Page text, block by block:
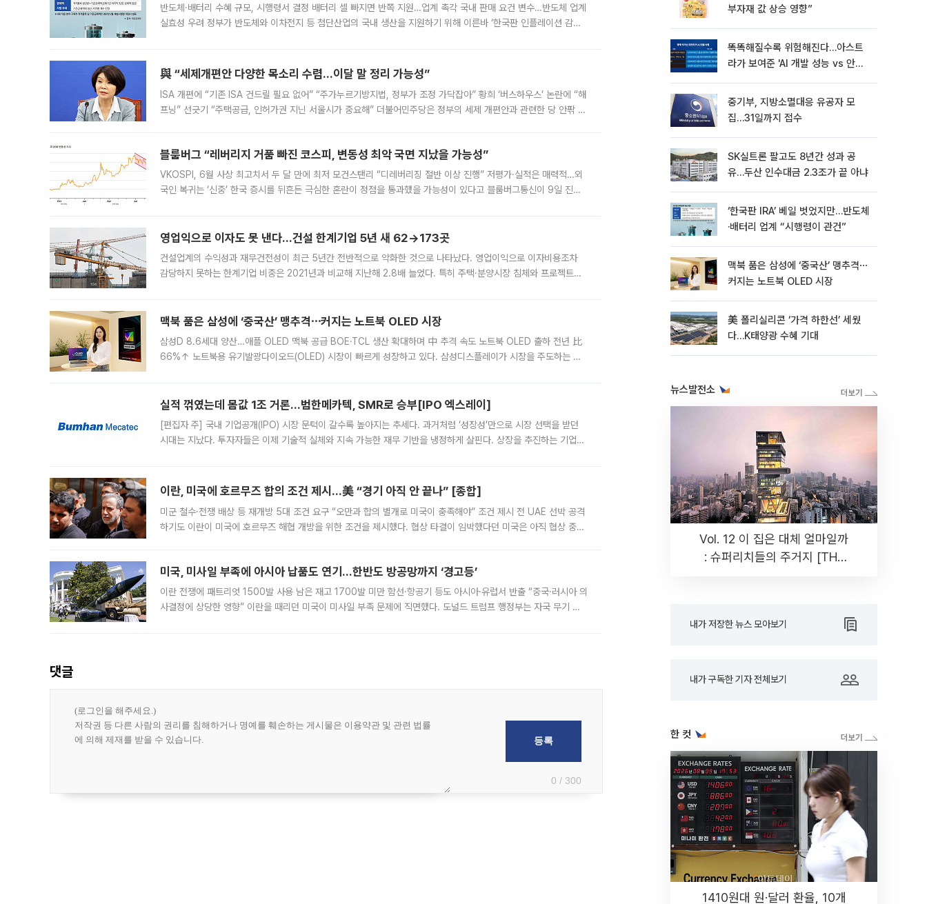
반도체·배터리 수혜 규모, 시행령서 결정 배터리 셀 빠지면 반쪽 지원…업계 촉각 국내 판매 요건 변수…반도체 업계
실효성 우려 정부가 반도체와 이차전지 등 첨단산업의 국내 생산을 지원하기 위해 이른바 ‘한국판 인플레이션 감축
與 “세제개편안 다양한 목소리 수렴…이달 말 정리 가능성”
ISA 개편에 “기존 ISA 건드릴 필요 없어” “주가누르기방지법, 정부가 조정 가닥잡아” 황희 ‘버스하우스’ 논란에 “해
프닝” 선긋기 “주택공급, 인허가권 지닌 서울시가 중요해” 더불어민주당은 정부의 세제 개편안과 관련한 당 안팎 의
블룸버그 “레버리지 거품 빠진 코스피, 변동성 최악 국면 지났을 가능성”
VKOSPI, 6월 사상 최고치서 두 달 만에 최저 모건스탠리 “디레버리징 절반 이상 진행” 저평가·실적은 매력적…외
국인 복귀는 ‘신중’ 한국 증시를 뒤흔든 극심한 혼란이 정점을 통과했을 가능성이 있다고 블룸버그통신이 9일 진단
영업익으로 이자도 못 낸다…건설 한계기업 5년 새 62→173곳
건설업계의 수익성과 재무건전성이 최근 5년간 전반적으로 악화한 것으로 나타났다. 영업이익으로 이자비용조차
감당하지 못하는 한계기업 비중은 2021년과 비교해 지난해 2.8배 늘었다. 특히 주택·분양시장 침체와 프로젝트파
맥북 품은 삼성에 ‘중국산’ 맹추격⋯커지는 노트북 OLED 시장
삼성D 8.6세대 양산…애플 OLED 맥북 공급 BOE·TCL 생산 확대하며 中 추격 속도 노트북 OLED 출하 전년 比
66%↑ 노트북용 유기발광다이오드(OLED) 시장이 빠르게 성장하고 있다. 삼성디스플레이가 시장을 주도하는 가
실적 꺾였는데 몸값 1조 거론…범한메카텍, SMR로 승부[IPO 엑스레이]
[편집자 주] 국내 기업공개(IPO) 시장 문턱이 갈수록 높아지는 추세다. 과거처럼 ‘성장성’만으로 시장 선택을 받던
시대는 지났다. 투자자들은 이제 기술적 실체와 지속 가능한 재무 기반을 냉정하게 살핀다. 상장을 추진하는 기업들
이란, 미국에 호르무즈 합의 조건 제시…美 “경기 아직 안 끝나” [종합]
미군 철수·전쟁 배상 등 재개방 5대 조건 요구 “오만과 합의 별개로 미국이 충족해야” 조건 제시 전 UAE 선박 공격
하기도 이란이 미국에 호르무즈 해협 개방을 위한 조건을 제시했다. 협상 타결이 임박했다던 미국은 아직 협상 중이
미국, 미사일 부족에 아시아 납품도 연기…한반도 방공망까지 ‘경고등’
이란 전쟁에 패트리엇 1500발 사용 남은 재고 1700발 미만 함선·항공기 등도 아시아·유럽서 반출 “중국·러시아 의
사결정에 상당한 영향” 이란을 때리던 미국이 미사일 부족 문제에 직면했다. 도널드 트럼프 행정부는 자국 무기 공
댓글
0 / 300
부자재 값 상승 영향”
똑똑해질수록 위험해진다…아스트
라가 보여준 'AI 개발 성능 vs 안전
중기부, 지방소멸대응 유공자 모
집…31일까지 접수
SK실트론 팔고도 8년간 성과 공
유…두산 인수대금 2.3조가 끝 아냐
‘한국판 IRA’ 베일 벗었지만…반도체
·배터리 업계 “시행령이 관건”
맥북 품은 삼성에 ‘중국산’ 맹추격⋯
커지는 노트북 OLED 시장
美 폴리실리콘 ‘가격 하한선’ 세웠
다…K태양광 수혜 기대
뉴스발전소
Vol. 12 이 집은 대체 얼마일까
: 슈퍼리치들의 주거지 [THE
내가 저장한 뉴스 모아보기
내가 구독한 기자 전체보기
한 컷
1410원대 원·달러 환율, 10개